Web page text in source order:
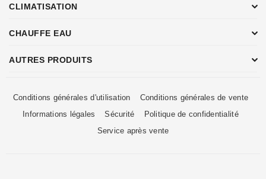
CLIMATISATION
CHAUFFE EAU
AUTRES PRODUITS
Conditions générales d'utilisation
Conditions générales de vente
Informations légales
Sécurité
Politique de confidentialité
Service après vente